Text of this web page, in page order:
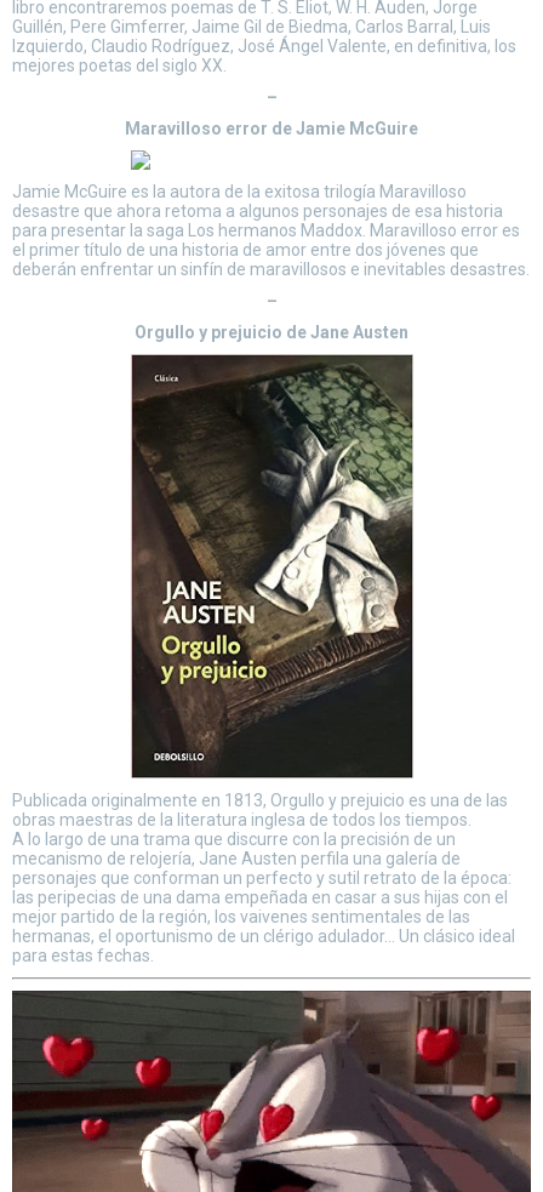
libro encontraremos poemas de T. S. Eliot, W. H. Auden, Jorge
Guillén, Pere Gimferrer, Jaime Gil de Biedma, Carlos Barral, Luis
Izquierdo, Claudio Rodríguez, José Ángel Valente, en definitiva, los
mejores poetas del siglo XX.
–
Maravilloso error de Jamie McGuire
Jamie McGuire es la autora de la exitosa trilogía Maravilloso
desastre que ahora retoma a algunos personajes de esa historia
para presentar la saga Los hermanos Maddox. Maravilloso error es
el primer título de una historia de amor entre dos jóvenes que
deberán enfrentar un sinfín de maravillosos e inevitables desastres.
–
Orgullo y prejuicio de Jane Austen
Publicada originalmente en 1813, Orgullo y prejuicio es una de las
obras maestras de la literatura inglesa de todos los tiempos.
A lo largo de una trama que discurre con la precisión de un
mecanismo de relojería, Jane Austen perfila una galería de
personajes que conforman un perfecto y sutil retrato de la época:
las peripecias de una dama empeñada en casar a sus hijas con el
mejor partido de la región, los vaivenes sentimentales de las
hermanas, el oportunismo de un clérigo adulador… Un clásico ideal
para estas fechas.